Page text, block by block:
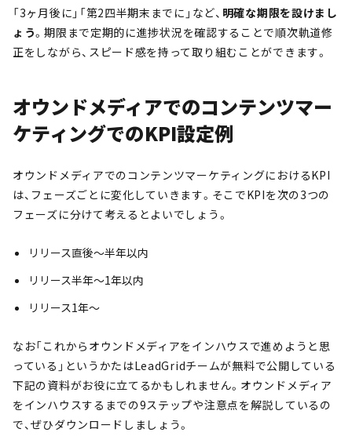
「3ヶ月後に」「第2四半期末までに」など、 明確な期限を設けまし
ょう。期限まで定期的に進捗状況を確認することで順次軌道修
正をしながら、スピード感を持って取り組むことができます。
オウンドメディアでのコンテンツマー
ケティングでのKPI設定例
オウンドメディアでのコンテンツマーケティングにおけるKPI
は、フェーズごとに変化していきます。そこでKPIを次の3つの
フェーズに分けて考えるとよいでしょう。
リリース直後〜半年以内
リリース半年〜1年以内
リリース1年〜
なお「これからオウンドメディアをインハウスで進めようと思
っている」というかたはLeadGridチームが無料で公開している
下記の資料がお役に立てるかもしれません。オウンドメディア
をインハウスするまでの9ステップや注意点を解説しているの
で、ぜひダウンロードしましょう。